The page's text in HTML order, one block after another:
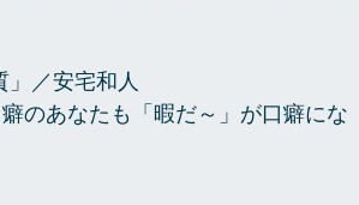
」／安宅和人
のあなたも「暇だ～」が口癖にな